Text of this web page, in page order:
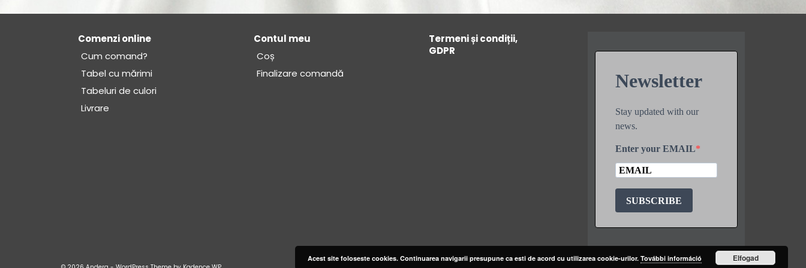
Comenzi online
Cum comand?
Tabel cu mărimi
Tabeluri de culori
Livrare
Contul meu
Coș
Finalizare comandă
Termeni și condiții,
GDPR
Newsletter
Stay updated with our
news.
Enter your EMAIL
SUBSCRIBE
Acest site foloseste cookies. Continuarea navigarii presupune ca esti de acord cu utilizarea cookie-urilor. További információ Elfogad